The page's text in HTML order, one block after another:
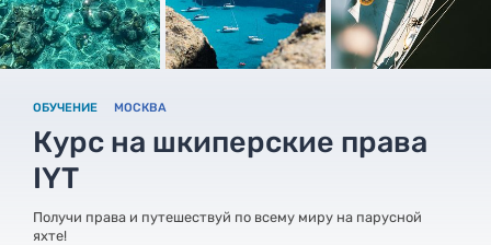
ОБУЧЕНИЕ МОСКВА
Курс на шкиперские права
IYT
Получи права и путешествуй по всему миру на парусной
яхте!